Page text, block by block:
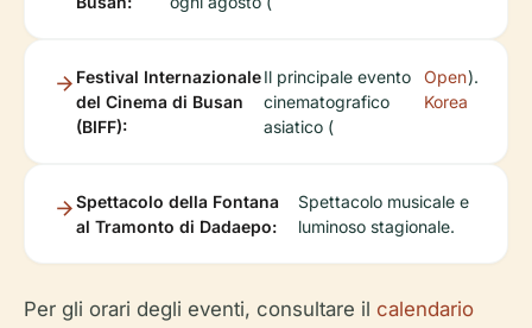
Festival Internazionale
del Cinema di Busan
(BIFF):
Il principale evento
cinematografico
asiatico (
Open
Korea
).
Spettacolo della Fontana
al Tramonto di Dadaepo:
Spettacolo musicale e
luminoso stagionale.
Per gli orari degli eventi, consultare il calendario